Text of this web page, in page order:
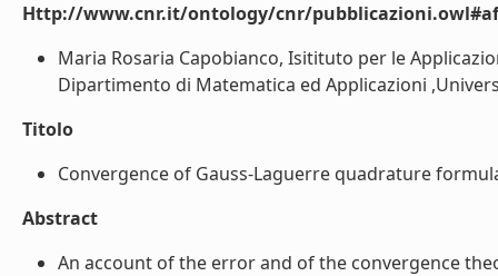
Http://www.cnr.it/ontology/cnr/
Maria Rosaria Capobianco, Isitituto per le
Dipartimento di Matematica ed Applicazioni
Titolo
Convergence of Gauss-Laguerre quadrature
Abstract
An account of the error and of the convergence